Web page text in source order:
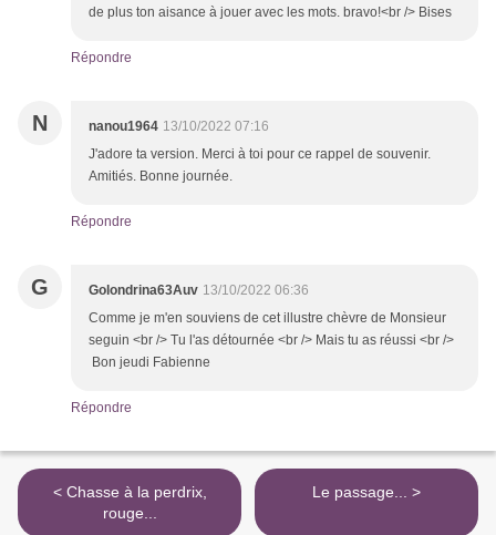
de plus ton aisance à jouer avec les mots. bravo!<br /> Bises
Répondre
N nanou1964 13/10/2022 07:16
J'adore ta version. Merci à toi pour ce rappel de souvenir.
Amitiés. Bonne journée.
Répondre
G Golondrina63Auv 13/10/2022 06:36
Comme je m'en souviens de cet illustre chèvre de Monsieur
seguin <br /> Tu l'as détournée <br /> Mais tu as réussi <br />
Bon jeudi Fabienne
Répondre
< Chasse à la perdrix,
rouge...
Le passage... >